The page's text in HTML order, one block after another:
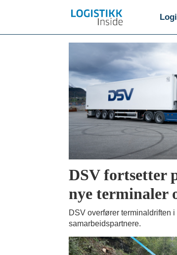
nordland
DSV fortsetter
nye terminaler
DSV overfører terminaldriften
samarbeidspartnere.